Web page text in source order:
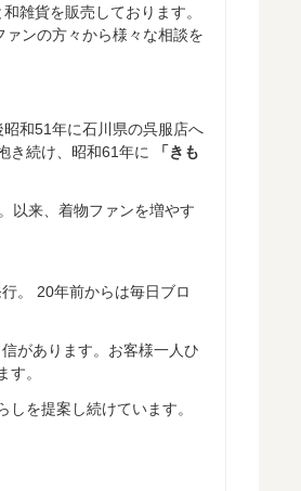
雑貨を販売しております。
ンの方々から様々な相談を
和51年に石川県の呉服店へ
き続け、昭和61年に
「きも
以来、着物ファンを増やす
。 20年前からは毎日ブロ
があります。お客様一人ひ
。
を提案し続けています。